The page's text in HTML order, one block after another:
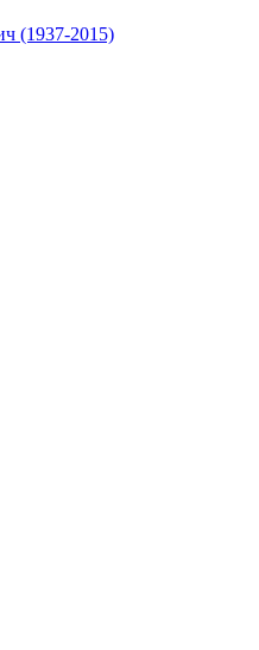
(1937-2015)